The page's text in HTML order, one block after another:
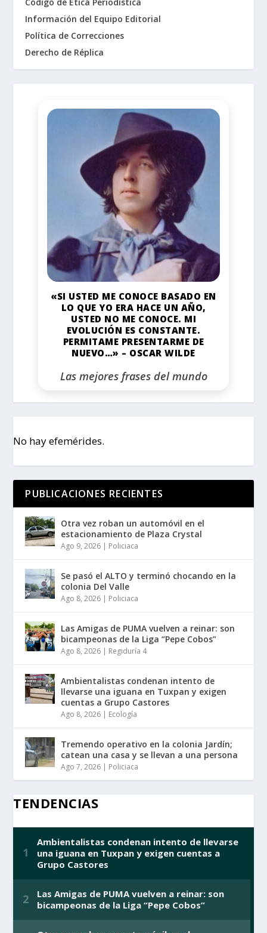
Información del Equipo Editorial
Política de Correcciones
Derecho de Réplica
«SI USTED ME CONOCE BASADO EN
LO QUE YO ERA HACE UN AÑO,
USTED NO ME CONOCE. MI
EVOLUCIÓN ES CONSTANTE.
PERMITAME PRESENTARME DE
NUEVO…» – OSCAR WILDE
Las mejores frases del mundo
No hay efemérides.
PUBLICACIONES RECIENTES
Otra vez roban un automóvil en el
estacionamiento de Plaza Crystal
Ago 9, 2026 | Policiaca
Se pasó el ALTO y terminó chocando en la
colonia Del Valle
Ago 8, 2026 | Policiaca
Las Amigas de PUMA vuelven a reinar: son
bicampeonas de la Liga “Pepe Cobos”
Ago 8, 2026 | Regiduría 4
Ambientalistas condenan intento de
llevarse una iguana en Tuxpan y exigen
cuentas a Grupo Castores
Ago 8, 2026 | Ecología
Tremendo operativo en la colonia Jardín;
catean una casa y se llevan a una persona
Ago 7, 2026 | Policiaca
TENDENCIAS